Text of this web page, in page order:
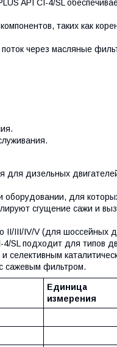
API CI-4/SL
таких как
через масляные
для дизельных
для
сгущение сажи и
II/III/IV/V (для шоссейных
SL подходит для типов
сажевым фильтром.
Единица
измерения